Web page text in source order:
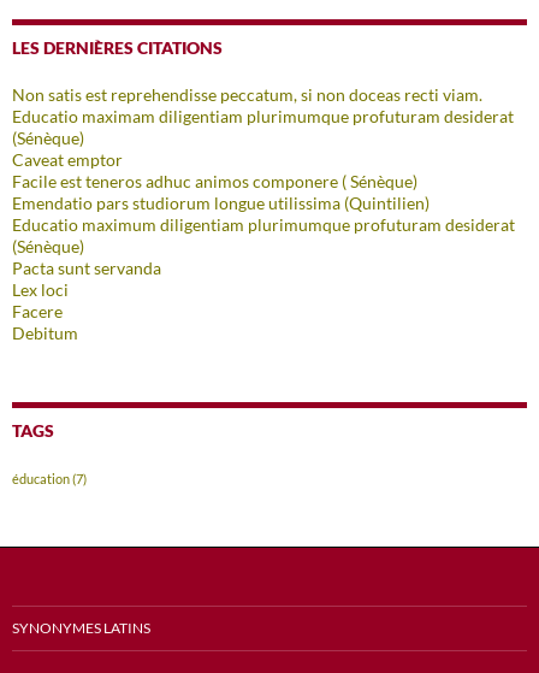
LES DERNIÈRES CITATIONS
Non satis est reprehendisse peccatum, si non doceas recti viam.
Educatio maximam diligentiam plurimumque profuturam desiderat
(Sénèque)
Caveat emptor
Facile est teneros adhuc animos componere ( Sénèque)
Emendatio pars studiorum longue utilissima (Quintilien)
Educatio maximum diligentiam plurimumque profuturam desiderat
(Sénèque)
Pacta sunt servanda
Lex loci
Facere
Debitum
TAGS
éducation(7)
SYNONYMES LATINS